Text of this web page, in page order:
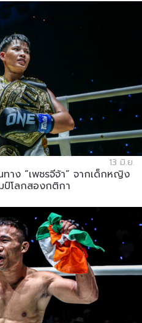
13 มิ.ย.
ทาง “เพชรจีจ้า” จากเด็กหญิง
ป์โลกสองกติกา